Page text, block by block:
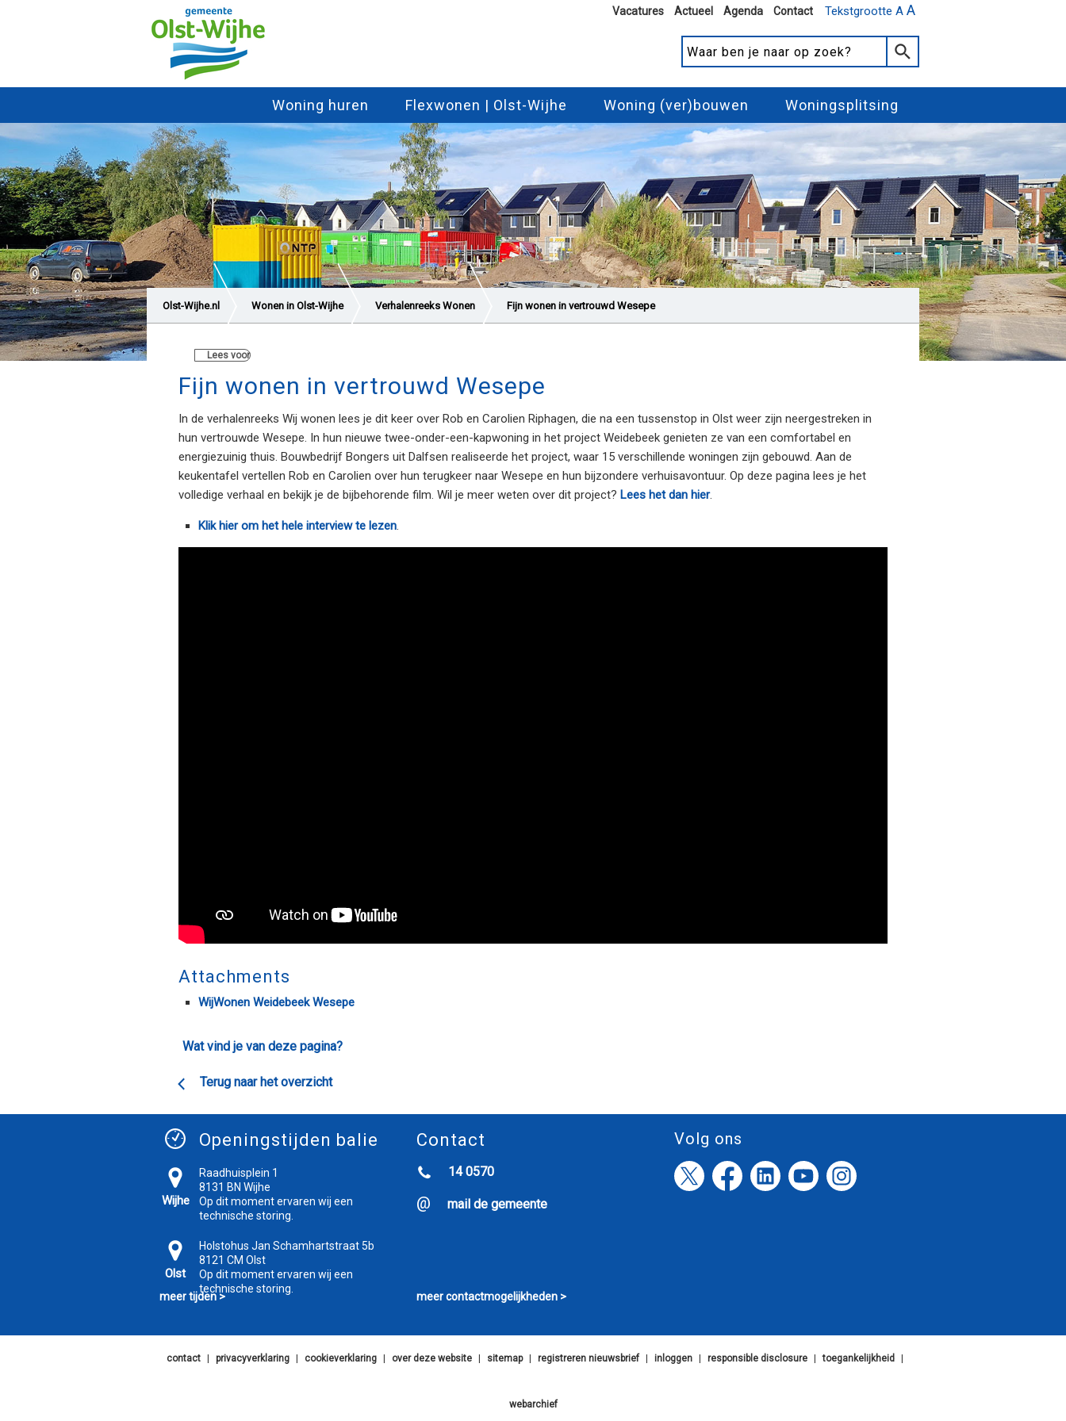
Tekstgrootte A A
Vacatures Actueel Agenda Contact
Woning huren Flexwonen | Olst-Wijhe Woning (ver)bouwen Woningsplitsing
Olst-Wijhe.nl Wonen in Olst-Wijhe Verhalenreeks Wonen Fijn wonen in vertrouwd Wesepe
Lees voor
Fijn wonen in vertrouwd Wesepe
In de verhalenreeks Wij wonen lees je dit keer over Rob en Carolien Riphagen, die na een tussenstop in Olst weer zijn neergestreken in
hun vertrouwde Wesepe. In hun nieuwe twee-onder-een-kapwoning in het project Weidebeek genieten ze van een comfortabel en
energiezuinig thuis. Bouwbedrijf Bongers uit Dalfsen realiseerde het project, waar 15 verschillende woningen zijn gebouwd. Aan de
keukentafel vertellen Rob en Carolien over hun terugkeer naar Wesepe en hun bijzondere verhuisavontuur. Op deze pagina lees je het
volledige verhaal en bekijk je de bijbehorende film. Wil je meer weten over dit project? Lees het dan hier.
Klik hier om het hele interview te lezen.
Attachments
WijWonen Weidebeek Wesepe
Wat vind je van deze pagina?
Terug naar het overzicht
Openingstijden balie
Wijhe
Raadhuisplein 1
8131 BN Wijhe
Op dit moment ervaren wij een
technische storing.
Olst
Holstohus Jan Schamhartstraat 5b
8121 CM Olst
Op dit moment ervaren wij een
technische storing.
meer tijden >
Contact
14 0570
mail de gemeente
meer contactmogelijkheden >
Volg ons
contact privacyverklaring cookieverklaring over deze website sitemap registreren nieuwsbrief inloggen responsible disclosure toegankelijkheid
webarchief